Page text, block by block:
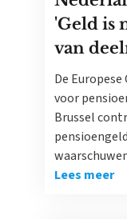
'Geld is
van
De
voor
Brussel
Lees meer